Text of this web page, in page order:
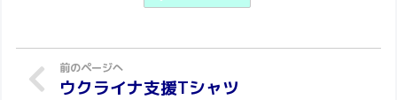
ウクライナ支援Tシャツ